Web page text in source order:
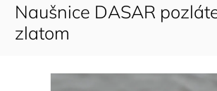
Naušnice DASAR
zlatom